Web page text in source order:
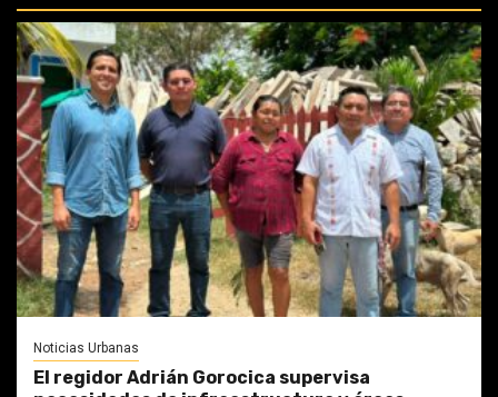
Noticias Urbanas
El regidor Adrián Gorocica supervisa